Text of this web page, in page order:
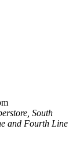
South
and Fourth Line